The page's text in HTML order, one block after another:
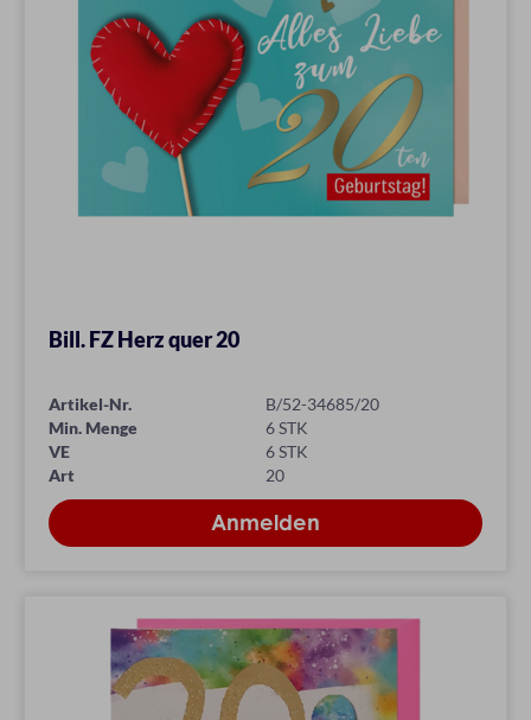
Bill. FZ Herz quer 20
Artikel-Nr.
B/52-34685/20
Min. Menge
6 STK
VE
6 STK
Art
20